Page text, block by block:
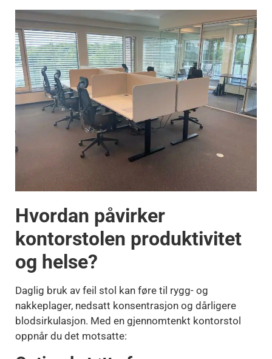
Hvordan påvirker
kontorstolen produktivitet
og helse?
Daglig bruk av feil stol kan føre til rygg- og
nakkeplager, nedsatt konsentrasjon og dårligere
blodsirkulasjon. Med en gjennomtenkt kontorstol
oppnår du det motsatte: